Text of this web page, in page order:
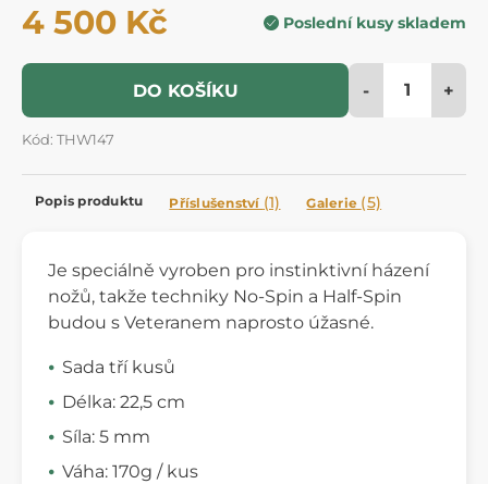
4 500 Kč Poslední kusy skladem
DO KOŠÍKU - +
Kód: THW147
Popis produktu Příslušenství (1) Galerie (5)
Je speciálně vyroben pro instinktivní házení
nožů, takže techniky No-Spin a Half-Spin
budou s Veteranem naprosto úžasné.
Sada tří kusů
Délka: 22,5 cm
Síla: 5 mm
Váha: 170g / kus